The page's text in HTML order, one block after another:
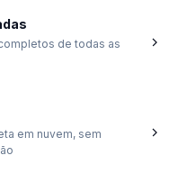
de todas as
em nuvem, sem